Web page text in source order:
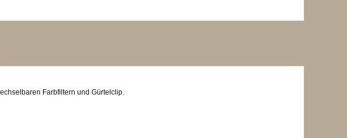
Farbfiltern und Gürtelclip.